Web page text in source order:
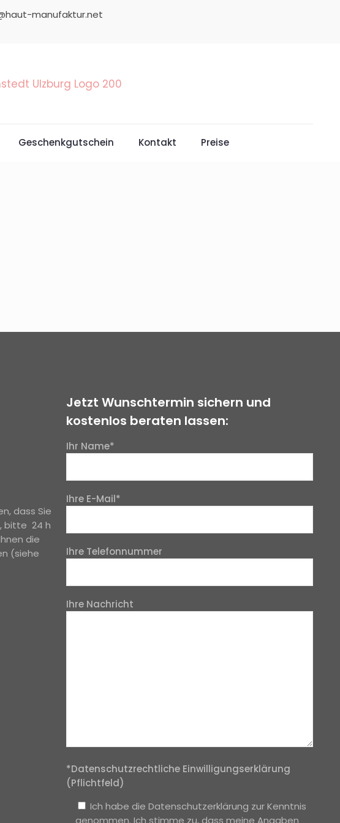
manufaktur.net
Geschenkgutschein Kontakt Preise
dass Sie
bitte 24 h
die
(siehe
Jetzt Wunschtermin sichern und
kostenlos beraten lassen:
Ihr Name*
Ihre E-Mail*
Ihre Telefonnummer
Ihre Nachricht
*Datenschutzrechtliche Einwilligungserklärung
(Pflichtfeld)
Ich habe die Datenschutzerklärung zur Kenntnis